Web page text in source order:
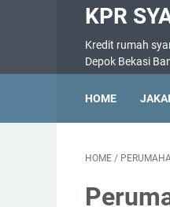
KPR
Kredit rumah
Depok Bekasi
HOME
HOME /